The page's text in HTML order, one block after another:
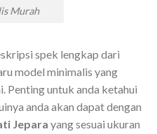
Murah
spek lengkap dari
model minimalis yang
Penting untuk anda ketahui
anda akan dapat dengan
Jepara yang sesuai ukuran